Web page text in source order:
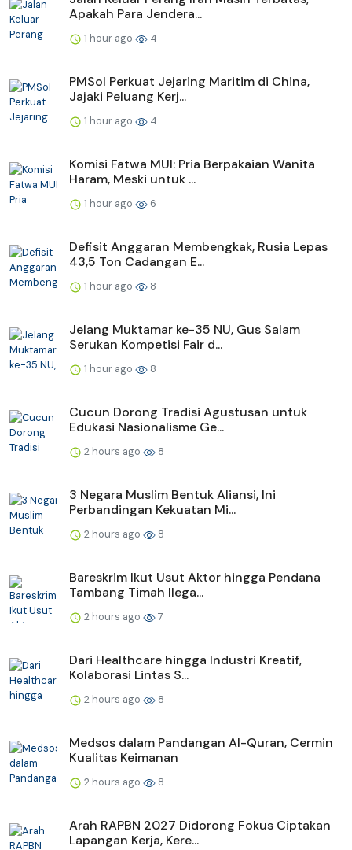
Apakah Para Jendera...
1 hour ago 4
PMSol Perkuat Jejaring Maritim di China,
Jajaki Peluang Kerj...
1 hour ago 4
Komisi Fatwa MUI: Pria Berpakaian Wanita
Haram, Meski untuk ...
1 hour ago 6
Defisit Anggaran Membengkak, Rusia Lepas
43,5 Ton Cadangan E...
1 hour ago 8
Jelang Muktamar ke-35 NU, Gus Salam
Serukan Kompetisi Fair d...
1 hour ago 8
Cucun Dorong Tradisi Agustusan untuk
Edukasi Nasionalisme Ge...
2 hours ago 8
3 Negara Muslim Bentuk Aliansi, Ini
Perbandingan Kekuatan Mi...
2 hours ago 8
Bareskrim Ikut Usut Aktor hingga Pendana
Tambang Timah Ilega...
2 hours ago 7
Dari Healthcare hingga Industri Kreatif,
Kolaborasi Lintas S...
2 hours ago 8
Medsos dalam Pandangan Al-Quran, Cermin
Kualitas Keimanan
2 hours ago 8
Arah RAPBN 2027 Didorong Fokus Ciptakan
Lapangan Kerja, Kere...